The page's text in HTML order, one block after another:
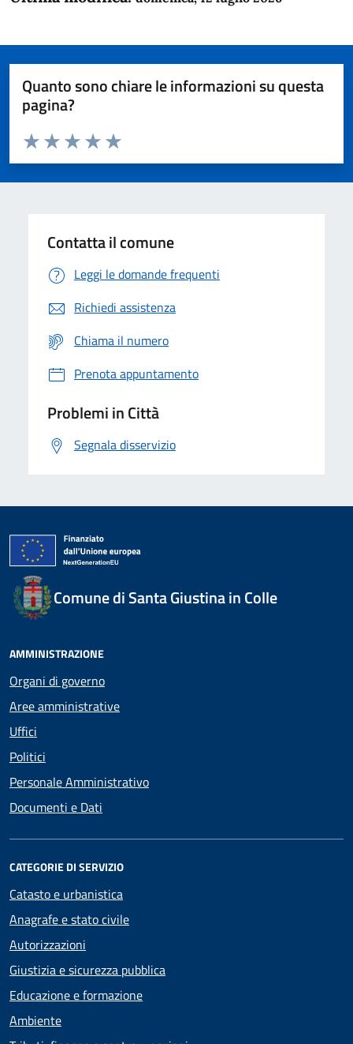
Quanto sono chiare le informazioni su questa
pagina?
Domanda
Valuta da 1 a 5 stelle la pagina
Valuta 5 stelle su 5
Valuta 4 stelle su 5
Valuta 3 stelle su 5
Valuta 2 stelle su 5
Valuta 1 stelle su 5
Contatta il comune
Leggi le domande frequenti
Richiedi assistenza
Chiama il numero
Prenota appuntamento
Problemi in Città
Segnala disservizio
Comune di Santa Giustina in Colle
AMMINISTRAZIONE
Organi di governo
Aree amministrative
Uffici
Politici
Personale Amministrativo
Documenti e Dati
CATEGORIE DI SERVIZIO
Catasto e urbanistica
Anagrafe e stato civile
Autorizzazioni
Giustizia e sicurezza pubblica
Educazione e formazione
Ambiente